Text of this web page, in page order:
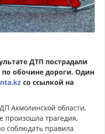
ДТП пострадали
обочине дороги. Один
со ссылкой на
Акмолинской области,
произошла трагедия,
соблюдать правила